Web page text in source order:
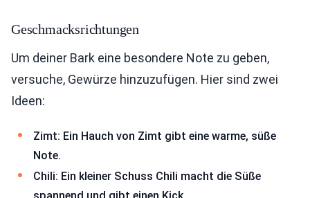
Geschmacksrichtungen
Um deiner Bark eine besondere Note zu geben,
versuche, Gewürze hinzuzufügen. Hier sind zwei
Ideen:
Zimt: Ein Hauch von Zimt gibt eine warme, süße
Note.
Chili: Ein kleiner Schuss Chili macht die Süße